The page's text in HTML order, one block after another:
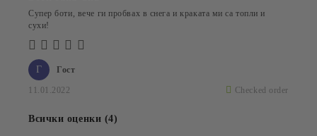
Г Гост
11.01.2022 Checked order
Супер боти, вече ги пробвах в снега и краката ми са топли и
сухи!
Всички оценки (4)